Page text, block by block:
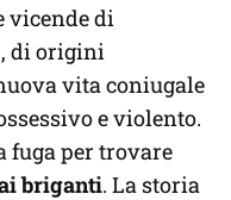
vicende di
di origini
vita coniugale
e violento.
fuga per trovare
briganti. La storia